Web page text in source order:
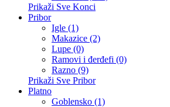
Prikaži Sve Konci
Pribor
Igle (1)
Makazice (2)
Lupe (0)
Ramovi i đerđefi (0)
Razno (9)
Prikaži Sve Pribor
Platno
Goblensko (1)